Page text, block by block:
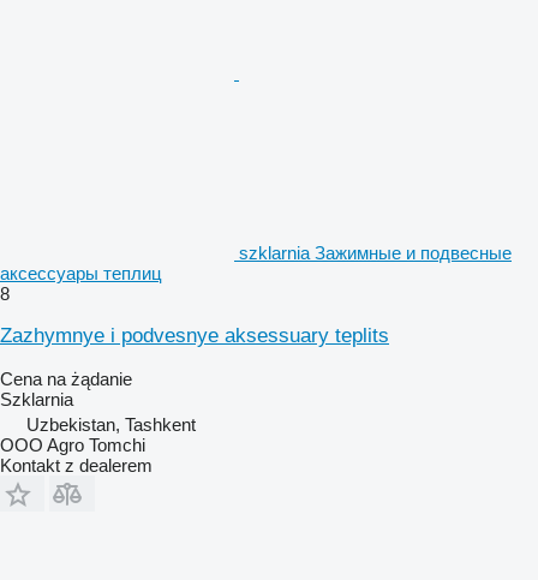
szklarnia Зажимные и подвесные
аксессуары теплиц
8
Zazhymnye i podvesnye aksessuary teplits
Cena na żądanie
Szklarnia
Uzbekistan, Tashkent
OOO Agro Tomchi
Kontakt z dealerem